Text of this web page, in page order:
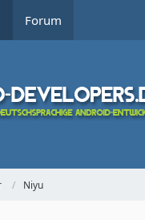
Forum
Niyu